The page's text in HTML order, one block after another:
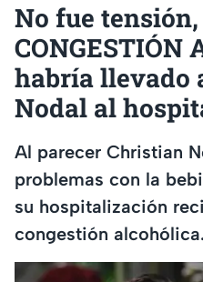
No fue
CONGESTIÓN
habría llevado
Nodal al
Al parecer Christian
problemas con la
su hospitalización
congestión alcohólica.